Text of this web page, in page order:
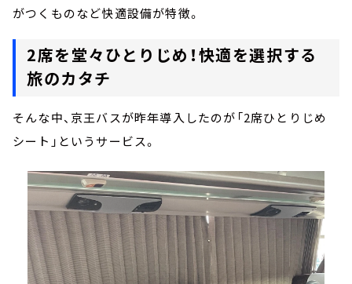
がつくものなど快適設備が特徴。
2席を堂々ひとりじめ！快適を選択する
旅のカタチ
そんな中、京王バスが昨年導入したのが「2席ひとりじめ
シート」というサービス。